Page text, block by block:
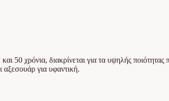
50 χρόνια, διακρίνεται για τα υψηλής
αξεσουάρ για υφαντική.